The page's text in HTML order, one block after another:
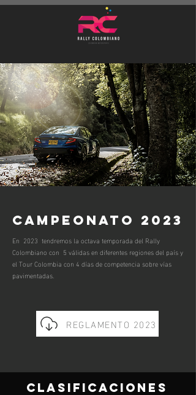
CAMPEONATO 2023
En 2023 tendremos la octava temporada del Rally
Colombiano con 5 válidas en diferentes regiones del país y
el Tour Colombia con 4 días de competencia sobre vías
pavimentadas.
REGLAMENTO 2023
CLASIFICACIONES